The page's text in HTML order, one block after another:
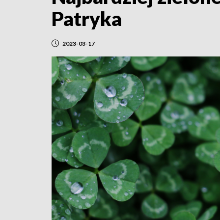
Patryka
2023-03-17